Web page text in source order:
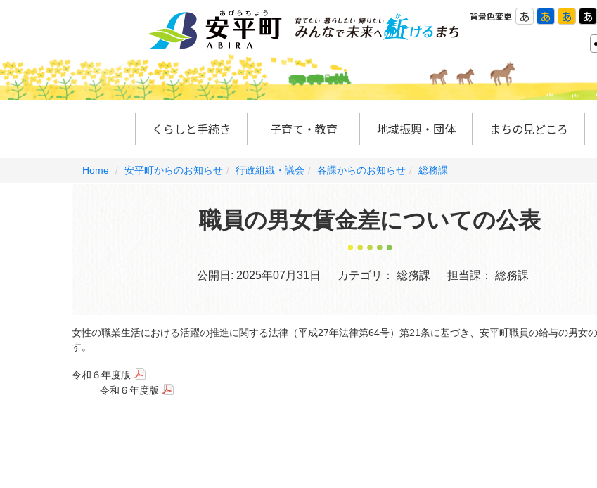
背景色変更 あ あ あ あ
くらしと手続き 子育て・教育 地域振興・団体 まちの見どころ
Home 安平町からのお知らせ 行政組織・議会 各課からのお知らせ 総務課
職員の男女賃金差についての公表
公開日: 2025年07月31日 カテゴリ： 総務課 担当課： 総務課
女性の職業生活における活躍の推進に関する法律（平成27年法律第64号）第21条に基づき、安平町職員の給与の男女
す。
令和６年度版
令和６年度版